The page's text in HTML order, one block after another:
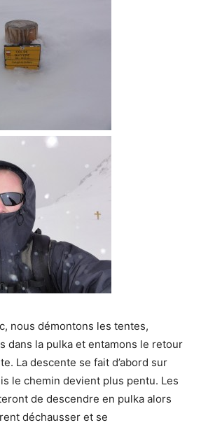
nous démontons les tentes,
dans la pulka et entamons le retour
La descente se fait d’abord sur
le chemin devient plus pentu. Les
de descendre en pulka alors
déchausser et se